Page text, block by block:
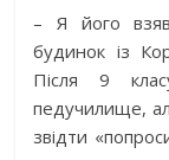
– Я його
будинок із
Після 9
педучилище,
звідти